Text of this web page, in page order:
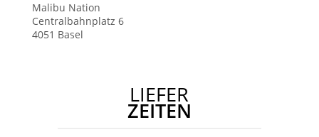
Malibu Nation
Centralbahnplatz 6
4051 Basel
LIEFER
ZEITEN